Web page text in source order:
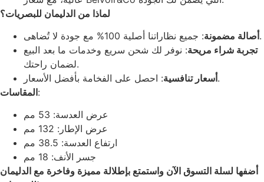
لماذا من الدليمان للبصريات؟
أصالة مضمونة: جميع نظاراتنا أصلية 100% مع جودة لا تُضاهى.
تجربة شراء مريحة: نوفر لك شحن سريع وخدمات ما بعد البيع
لضمان راحتك.
أسعار تنافسية: احصل على الفخامة بأفضل الأسعار.
المقاسات:
عرض العدسة: 53 مم
عرض الإطار: 132 مم
ارتفاع العدسة: 38.5 مم
جسر الأنف: 18 مم
أضفها لسلة التسوق الآن واستمتع بإطلالة مميزة وفاخرة مع الدليمان